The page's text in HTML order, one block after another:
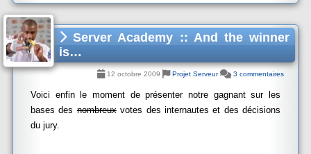
Server Academy :: And the winner
is…
12 octobre 2009 Projet Serveur 3 commentaires
Voici enfin le moment de présenter notre gagnant sur les
bases desnombreuxvotes des internautes et des décisions
du jury.